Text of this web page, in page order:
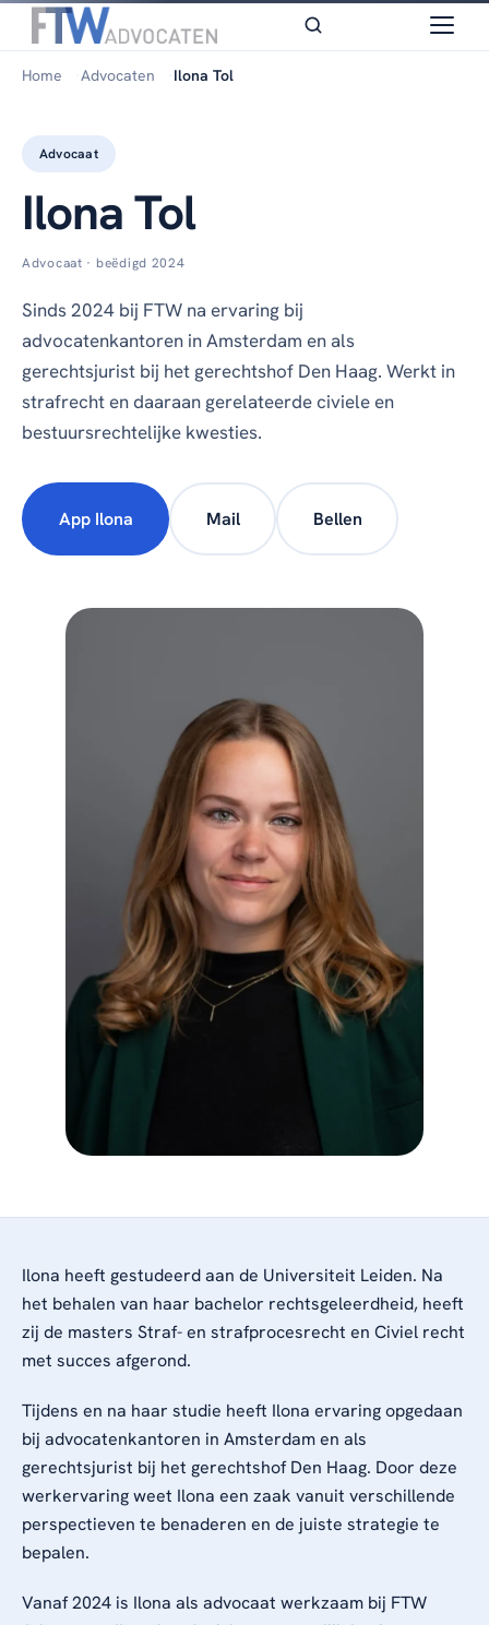
Home Advocaten Ilona Tol
Advocaat
Ilona Tol
Advocaat · beëdigd 2024
Sinds 2024 bij FTW na ervaring bij
advocatenkantoren in Amsterdam en als
gerechtsjurist bij het gerechtshof Den Haag. Werkt in
strafrecht en daaraan gerelateerde civiele en
bestuursrechtelijke kwesties.
App Ilona Mail Bellen
Ilona heeft gestudeerd aan de Universiteit Leiden. Na
het behalen van haar bachelor rechtsgeleerdheid, heeft
zij de masters Straf- en strafprocesrecht en Civiel recht
met succes afgerond.
Tijdens en na haar studie heeft Ilona ervaring opgedaan
bij advocatenkantoren in Amsterdam en als
gerechtsjurist bij het gerechtshof Den Haag. Door deze
werkervaring weet Ilona een zaak vanuit verschillende
perspectieven te benaderen en de juiste strategie te
bepalen.
Vanaf 2024 is Ilona als advocaat werkzaam bij FTW